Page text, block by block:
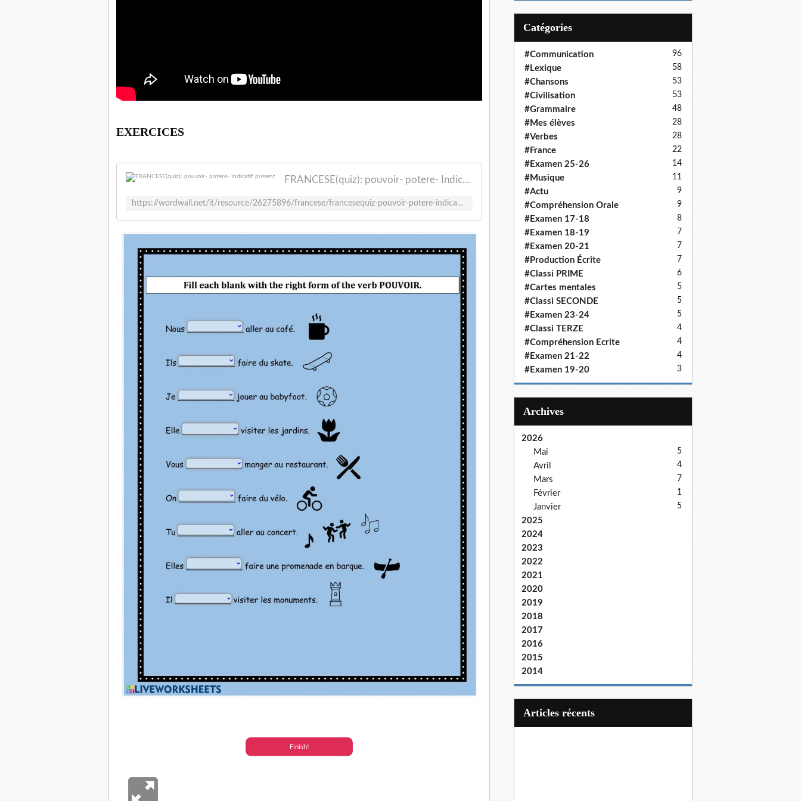
EXERCICES
FRANCESE(quiz): pouvoir- potere- Indicatif présent
https://wordwall.net/it/resource/26275896/francese/francesequiz-pouvoir-potere-indicatif-pr%C3%A9sent
Catégories
#Communication 96
#Lexique 58
#Chansons 53
#Civilisation 53
#Grammaire 48
#Mes élèves 28
#Verbes 28
#France 22
#Examen 25-26 14
#Musique 11
#Actu 9
#Compréhension Orale 9
#Examen 17-18 8
#Examen 18-19 7
#Examen 20-21 7
#Production Écrite 7
#Classi PRIME 6
#Cartes mentales 5
#Classi SECONDE 5
#Examen 23-24 5
#Classi TERZE 4
#Compréhension Ecrite 4
#Examen 21-22 4
#Examen 19-20 3
Archives
2026
Mai
5
Avril 4
Mars 7
Février 1
Janvier 5
2025
2024
2023
2022
2021
2020
2019
2018
2017
2016
2015
2014
articles récents